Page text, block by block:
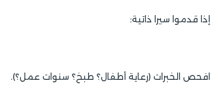
إذا قدموا سيرا ذاتية:
افحص الخبرات (رعاية أطفال؟ طبخ؟ سنوات عمل؟).